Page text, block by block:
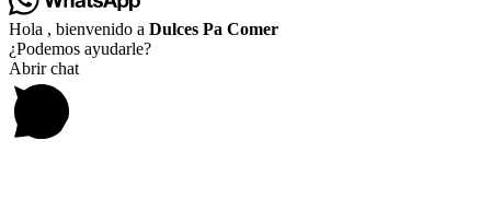
Hola , bienvenido a Dulces Pa Comer
¿Podemos ayudarle?
Abrir chat